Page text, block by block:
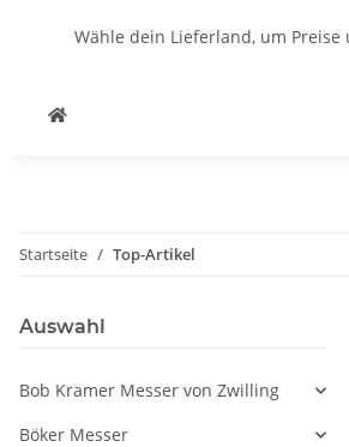
Wähle dein Lieferland, um
Startseite Top-Artikel
Auswahl
Bob Kramer Messer von Zwilling
Böker Messer